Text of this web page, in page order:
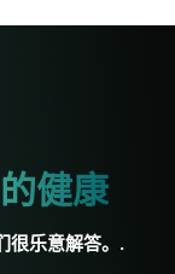
健康
很乐意解答。.